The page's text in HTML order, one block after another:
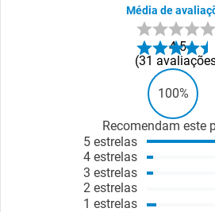
Média de
4.5
31
100%
Recomendam este
5 estrelas
4 estrelas
3 estrelas
2 estrelas
1 estrelas